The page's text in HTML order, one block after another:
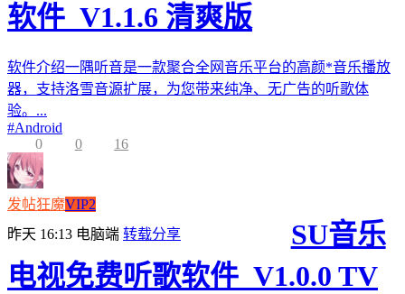
软件_V1.1.6 清爽版
软件介绍一隅听音是一款聚合全网音乐平台的高颜*音乐播放
器，支持洛雪音源扩展，为您带来纯净、无广告的听歌体
验。...
#Android
0
0 16
发帖狂魔VIP2
昨天 16:13 电脑端 转载分享
SU音乐
电视免费听歌软件_V1.0.0 TV